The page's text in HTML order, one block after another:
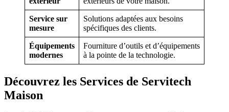
Service sur
mesure
Solutions adaptées aux besoins
spécifiques des clients.
Équipements
modernes
Fourniture d’outils et d’équipements
à la pointe de la technologie.
Découvrez les Services de Servitech
Maison